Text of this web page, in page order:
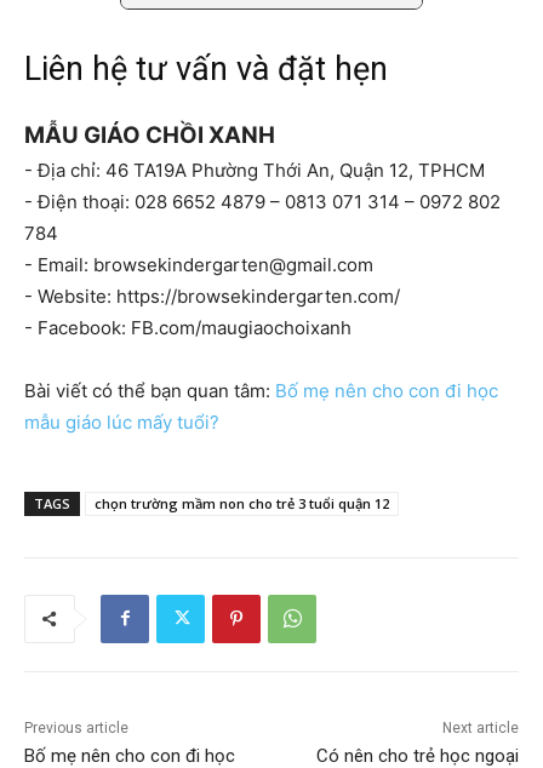
Liên hệ tư vấn và đặt hẹn
MẪU GIÁO CHỒI XANH
- Địa chỉ: 46 TA19A Phường Thới An, Quận 12, TPHCM
- Điện thoại: 028 6652 4879 – 0813 071 314 – 0972 802
784
- Email: browsekindergarten@gmail.com
- Website: https://browsekindergarten.com/
- Facebook: FB.com/maugiaochoixanh
Bài viết có thể bạn quan tâm: Bố mẹ nên cho con đi học
mẫu giáo lúc mấy tuổi?
TAGS chọn trường mầm non cho trẻ 3 tuổi quận 12
Previous article
Bố mẹ nên cho con đi học
Next article
Có nên cho trẻ học ngoại